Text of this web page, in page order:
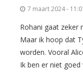
7 maart 2024 -
Rohani gaat zeker
Maar ik hoop dat
worden. Vooral
Ik ben er niet